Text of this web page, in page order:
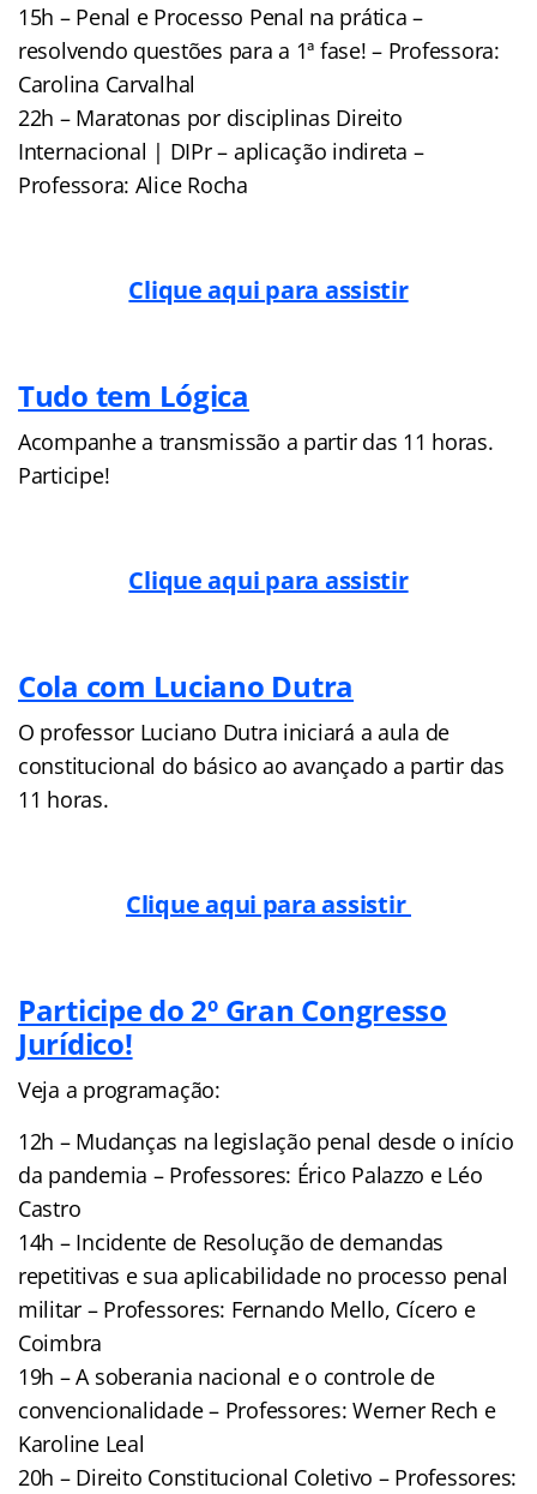
15h – Penal e Processo Penal na prática –
resolvendo questões para a 1ª fase! – Professora:
Carolina Carvalhal
22h – Maratonas por disciplinas Direito
Internacional | DIPr – aplicação indireta –
Professora: Alice Rocha
Clique aqui para assistir
Tudo tem Lógica
Acompanhe a transmissão a partir das 11 horas.
Participe!
Clique aqui para assistir
Cola com Luciano Dutra
O professor Luciano Dutra iniciará a aula de
constitucional do básico ao avançado a partir das
11 horas.
Clique aqui para assistir
Participe do 2º Gran Congresso
Jurídico!
Veja a programação:
12h – Mudanças na legislação penal desde o início
da pandemia – Professores: Érico Palazzo e Léo
Castro
14h – Incidente de Resolução de demandas
repetitivas e sua aplicabilidade no processo penal
militar – Professores: Fernando Mello, Cícero e
Coimbra
19h – A soberania nacional e o controle de
convencionalidade – Professores: Werner Rech e
Karoline Leal
20h – Direito Constitucional Coletivo – Professores: